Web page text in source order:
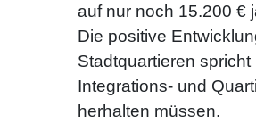
auf nur noch 15.200 €
Die positive
Stadtquartieren
Integrations- und
herhalten müssen.